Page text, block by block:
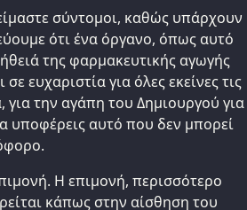
σύντομοι, καθώς υπάρχουν
ότι ένα όργανο, όπως αυτό
της φαρμακευτικής αγωγής
ευχαριστία για όλες εκείνες τις
για την αγάπη του Δημιουργού για
υποφέρεις αυτό που δεν μπορεί
Η επιμονή, περισσότερο
κάπως στην αίσθηση του